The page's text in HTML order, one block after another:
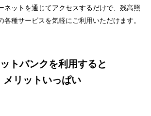
ネットを通じてアクセスするだけで、残高照
各種サービスを気軽にご利用いただけます。
トバンクを利用すると
メリットいっぱい